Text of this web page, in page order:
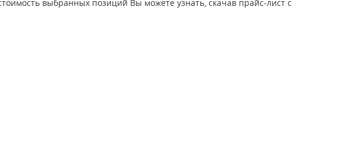
выбранных позиций Вы можете узнать, скачав прайс-лист с